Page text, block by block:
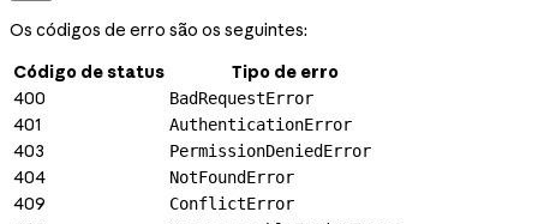
Os códigos de erro são os seguintes:
Código de status
Tipo de erro
400
BadRequestError
401 AuthenticationError
403 PermissionDeniedError
404 NotFoundError
409 ConflictError